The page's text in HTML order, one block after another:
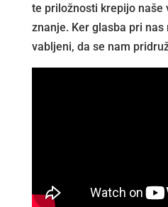
te priložnosti krepijo naše
znanje. Ker glasba pri nas
vabljeni, da se nam